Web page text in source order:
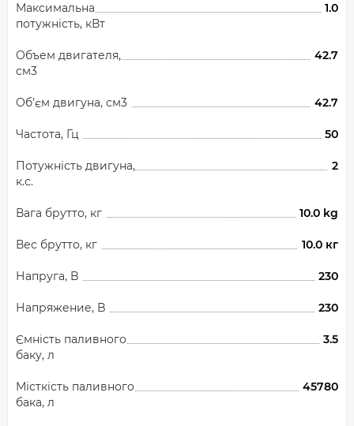
Максимальна
потужність, кВт
1.0
Объем двигателя,
см3
42.7
Об’єм двигуна, см3 42.7
Частота, Гц 50
Потужність двигуна,
к.с.
2
Вага брутто, кг 10.0 kg
Вес брутто, кг 10.0 кг
Напруга, B 230
Напряжение, B 230
Ємність паливного
баку, л
3.5
Місткість паливного
бака, л
45780